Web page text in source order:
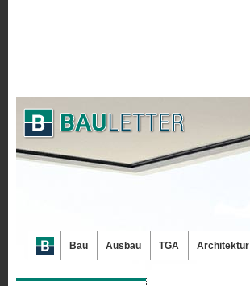
Bau Ausbau TGA Architektur